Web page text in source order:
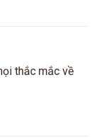
thắc mắc về